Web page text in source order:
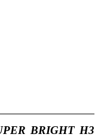
BRIGHT H3